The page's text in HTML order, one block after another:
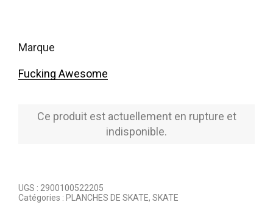
marque
Fucking Awesome
Ce produit est actuellement en rupture et
indisponible.
UGS : 2900100522205
Catégories : PLANCHES DE SKATE, SKATE